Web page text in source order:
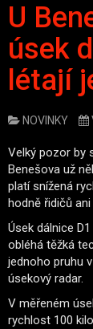
U
úsek
létají
NOVINKY
Velký pozor by
Benešova už
platí snížená
hodně řidičů
Úsek dálnice
obléhá těžká
jednoho pruhu
úsekový radar.
V měřeném
rychlost 100